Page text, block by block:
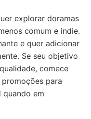
explorar doramas
comum e indie.
e quer adicionar
Se seu objetivo
comece
para
em